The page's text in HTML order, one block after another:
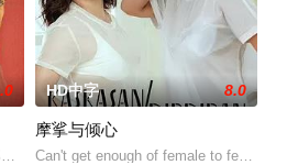
认可的才华。他们来自不同的地方，却有一
frien
勒斯两大死敌大佬的后代。突然间生活变
HD中字 8.0
摩挲与倾心
Can't get enough of female to female